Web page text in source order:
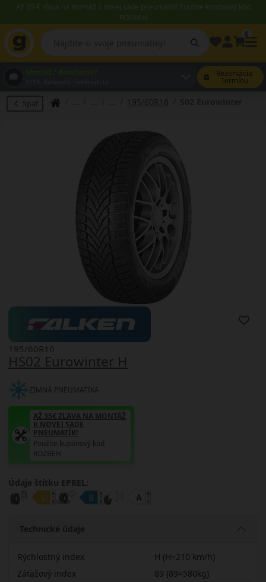
Až 35 € zľava na montáž k novej sade pneumatík! Použite kupónový kód
ROZBEH
Rezervácia
Termínu
Späť 195/60R16
HS02 Eurowinter H
195/60R16
ZIMNÁ PNEUMATIKA
AŽ 35€ ZĽAVA NA MONTÁŽ
K NOVEJ SADE
PNEUMATÍK!
Použite kupónový kód
ROZBEH
Údaje štítku EPREL:
Technické údaje
Rýchlostný index
H (H=210 km/h)
Záťažový index
89 (89=580kg)